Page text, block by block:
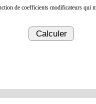
de coefficients modificateurs qui
Calculer